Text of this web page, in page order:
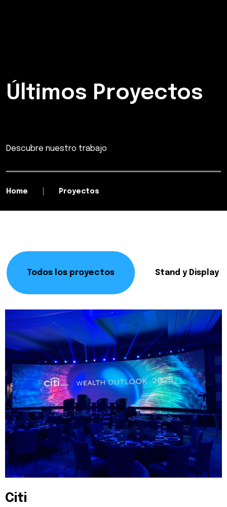
Últimos Proyectos
Descubre nuestro trabajo
Home Proyectos
Todos los proyectos Stand y Display
Citi